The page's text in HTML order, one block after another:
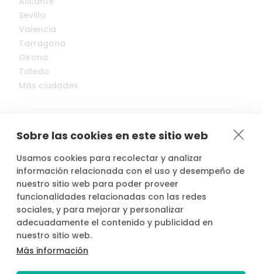
Sobre las cookies en este sitio web
Usamos cookies para recolectar y analizar
información relacionada con el uso y desempeño de
nuestro sitio web para poder proveer
funcionalidades relacionadas con las redes
sociales, y para mejorar y personalizar
adecuadamente el contenido y publicidad en
nuestro sitio web.
Más información
© 2022-2026 Cocopool, Inc. All rights reserved.
 Anfitriones asegurados*
Sevilla
Valencia
Tarragona
Girona
Toledo
Más ciudades